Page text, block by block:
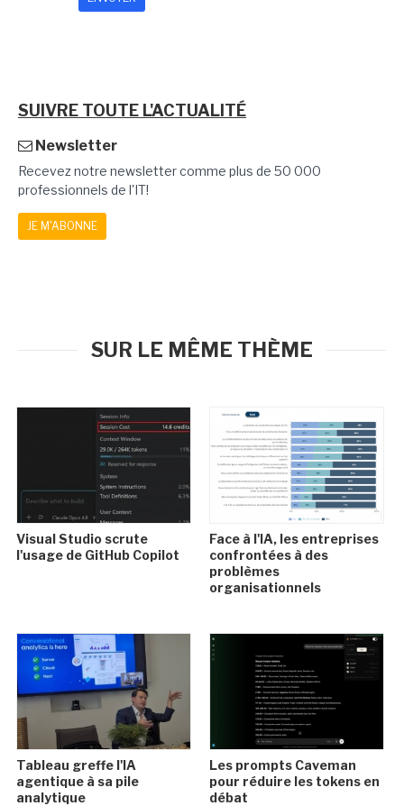
SUIVRE TOUTE L'ACTUALITÉ
Newsletter
Recevez notre newsletter comme plus de 50 000
professionnels de l'IT!
JE M'ABONNE
SUR LE MÊME THÈME
Visual Studio scrute
l'usage de GitHub Copilot
Face à l'IA, les entreprises
confrontées à des
problèmes
organisationnels
Tableau greffe l'IA
agentique à sa pile
analytique
Les prompts Caveman
pour réduire les tokens en
débat